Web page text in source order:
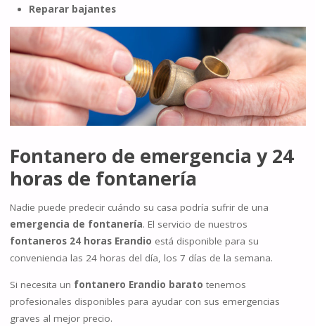
Reparar bajantes
Fontanero de emergencia y 24
horas de fontanería
Nadie puede predecir cuándo su casa podría sufrir de una
emergencia de fontanería. El servicio de nuestros
fontaneros 24 horas Erandio está disponible para su
conveniencia las 24 horas del día, los 7 días de la semana.
Si necesita un fontanero Erandio barato tenemos
profesionales disponibles para ayudar con sus emergencias
graves al mejor precio.